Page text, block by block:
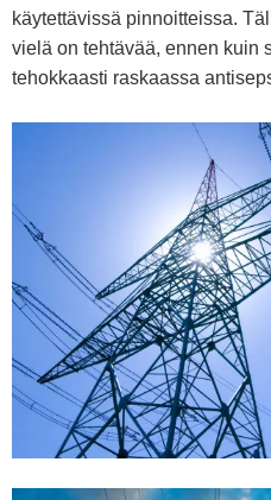
käytettävissä pinnoitteissa.
vielä on tehtävää, ennen kuin
tehokkaasti raskaassa